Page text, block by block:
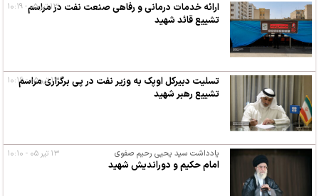
ارائه خدمات درمانی و رفاهی صنعت نفت در مراسم
تشییع قائد شهید
۱۳ تیر ۰۵ - ۱۰:۱۹
تسلیت دبیرکل اوپک به وزیر نفت در پی برگزاری مراسم
تشییع رهبر شهید
۱۳ تیر ۰۵ - ۱۰:۱۶
یادداشت سید یحیی رحیم صفوی
امام حکیم و دوراندیش شهید
۱۳ تیر ۰۵ - ۱۰:۱۰